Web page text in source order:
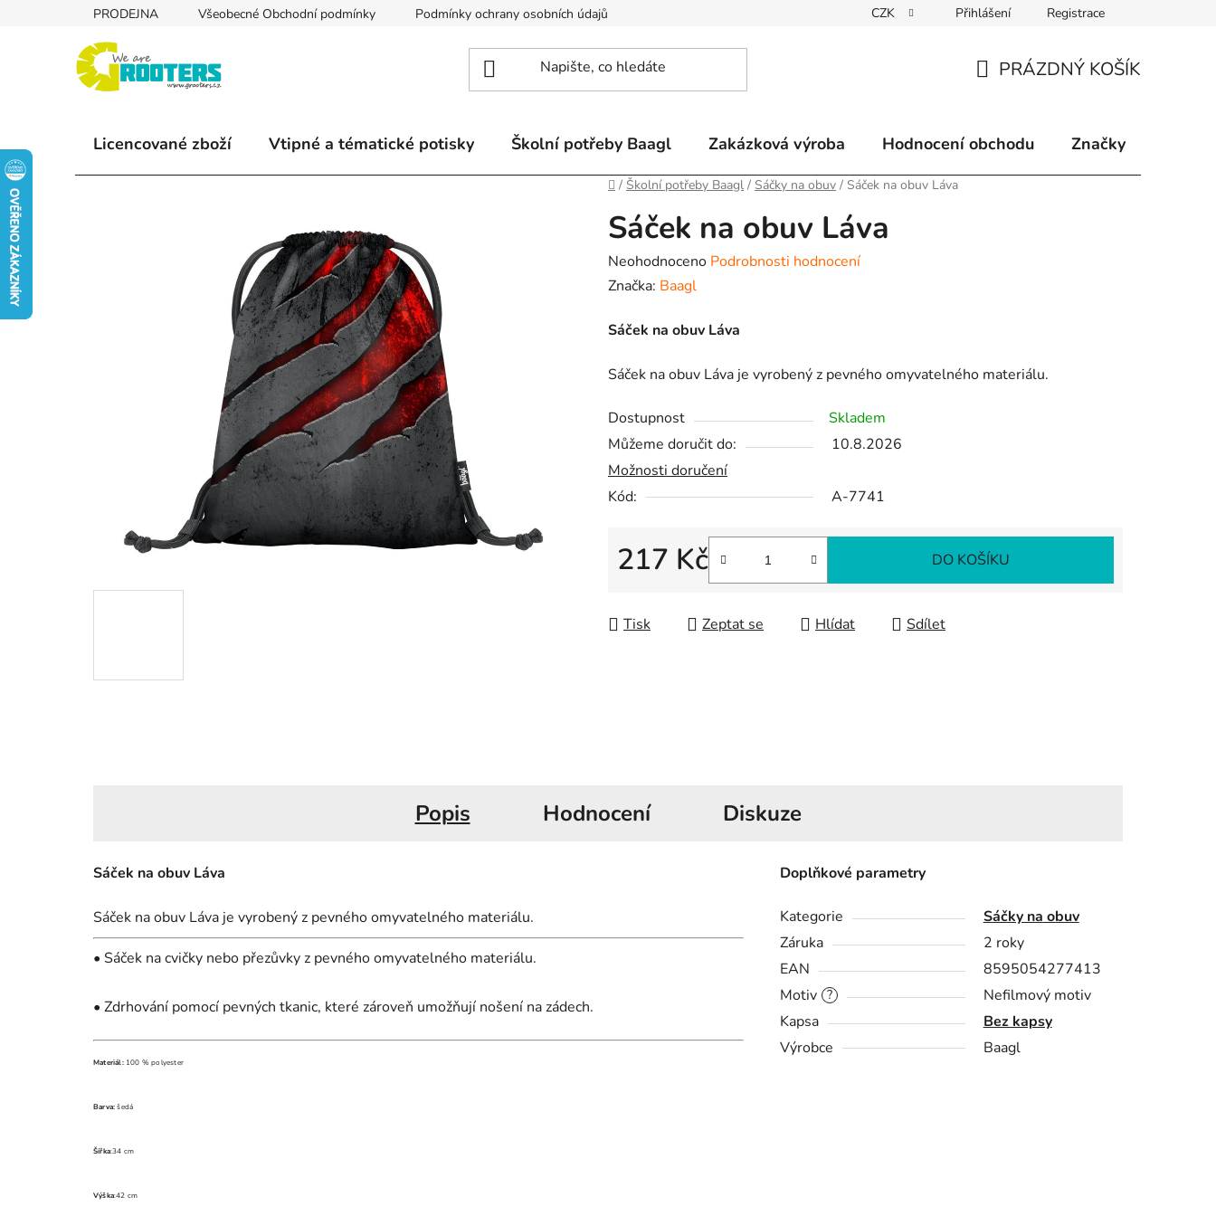
PRODEJNA Všeobecné Obchodní podmínky Podmínky ochrany osobních údajů Způsoby doručení Kontakty
CZK Přihlášení Registrace
KOŠÍK
PRÁZDNÝ KOŠÍK
Licencované zboží Vtipné a tématické potisky Školní potřeby Baagl Zakázková výroba Hodnocení obchodu Značky
Domů
/ Školní potřeby Baagl / Sáčky na obuv / Sáček na obuv Láva
Sáček na obuv Láva
Průměrné
hodnocení
je
z
5
hvězdiček.
Neohodnoceno Podrobnosti hodnocení
Značka: Baagl
Sáček na obuv Láva
Sáček na obuv Láva je vyrobený z pevného omyvatelného materiálu.
Dostupnost
Skladem
Můžeme doručit do:
10.8.2026
Možnosti doručení
Kód:
A-7741
217 Kč DO KOŠÍKU
Tisk Zeptat se Hlídat Sdílet
Popis Hodnocení Diskuze
Sáček na obuv Láva
Sáček na obuv Láva je vyrobený z pevného omyvatelného materiálu.
• Sáček na cvičky nebo přezůvky z pevného omyvatelného materiálu.
• Zdrhování pomocí pevných tkanic, které zároveň umožňují nošení na zádech.
Materiál: 100 % polyester
Barva:šedá
Šířka:34 cm
Výška:42 cm
Doplňkové parametry
Kategorie
Sáčky na obuv
Záruka
2 roky
EAN
8595054277413
?
Motiv
Nefilmový motiv
Kapsa
Bez kapsy
Výrobce
Baagl